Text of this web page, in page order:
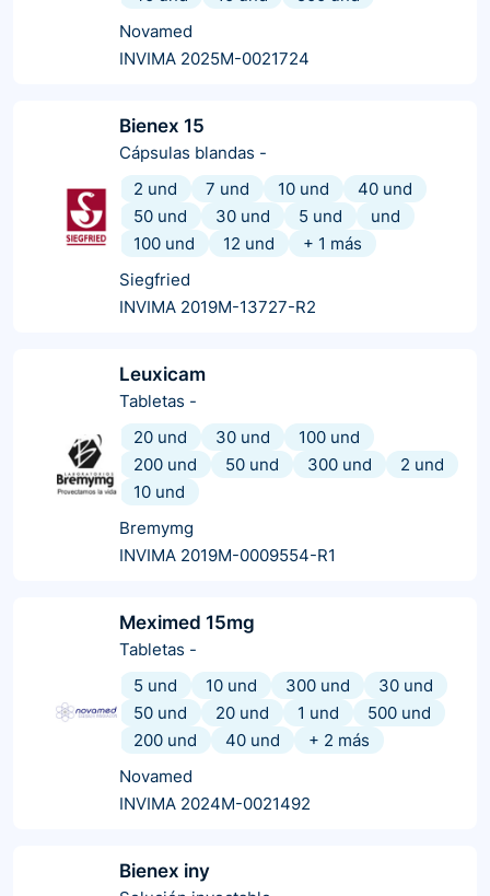
Novamed
INVIMA 2025M-0021724
Bienex 15
Cápsulas blandas -
2 und
7 und 10 und
40 und
50 und
30 und 5 und
und
100 und
12 und + 1 más
Siegfried
INVIMA 2019M-13727-R2
Leuxicam
Tabletas -
20 und
30 und
100 und
200 und
50 und 300 und
2 und
10 und
Bremymg
INVIMA 2019M-0009554-R1
Meximed 15mg
Tabletas -
5 und
10 und 300 und
30 und
50 und
20 und 1 und
500 und
200 und
40 und + 2 más
Novamed
INVIMA 2024M-0021492
Bienex iny